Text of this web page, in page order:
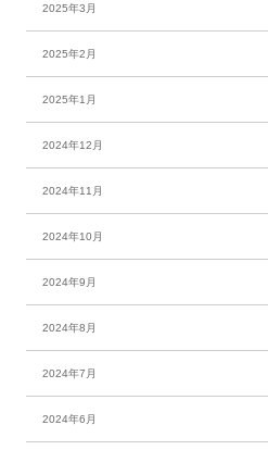
2025年3月
2025年2月
2025年1月
2024年12月
2024年11月
2024年10月
2024年9月
2024年8月
2024年7月
2024年6月